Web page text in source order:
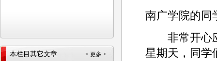
南广学院的同
非常开心应
星期天，同学
> 更多 <
本栏目其它文章